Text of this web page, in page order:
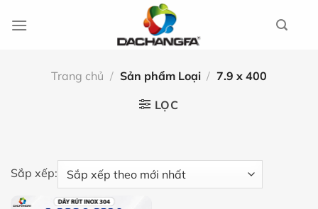
đến
Trang chủ / Sản phẩm Loại / 7.9 x 400
LỌC
Sắp xếp: